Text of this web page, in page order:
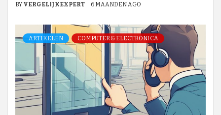
BY VERGELIJKEXPERT 6 MAANDEN AGO
ARTIKELEN COMPUTER & ELECTRONICA